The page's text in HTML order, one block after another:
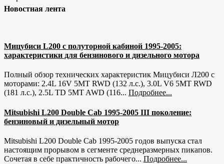
Новостная лента
Мицубиси L200 с полуторной кабиной 1995-2005:
характеристики для бензинового и дизельного мотора
Полный обзор технических характеристик Мицубиси Л200 с
моторами: 2.4L 16V 5MT RWD (132 л.с.), 3.0L V6 5MT RWD
(181 л.с.), 2.5L TD 5MT AWD (116... Подробнее...
Mitsubishi L200 Double Cab 1995-2005 III поколение:
бензиновый и дизельный мотор
Mitsubishi L200 Double Cab 1995-2005 годов выпуска стал
настоящим прорывом в сегменте среднеразмерных пикапов.
Сочетая в себе практичность рабочего... Подробнее...